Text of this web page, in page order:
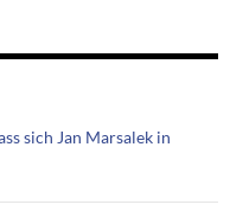
sich Jan Marsalek in